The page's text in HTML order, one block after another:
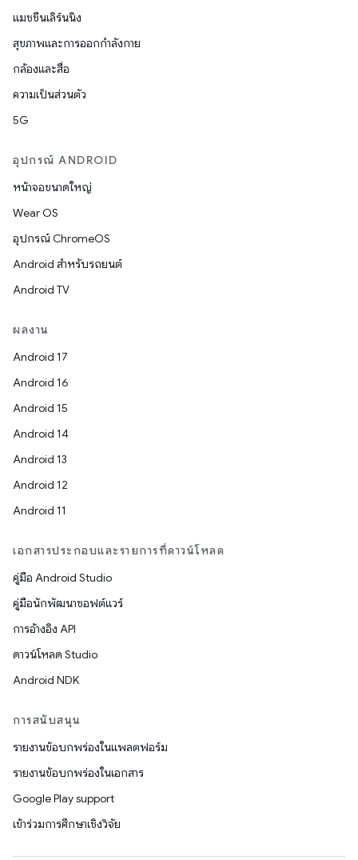
แมชชีนเลิร์นนิง
สุขภาพและการออกกำลังกาย
กล้องและสื่อ
ความเป็นส่วนตัว
5G
อุปกรณ์ ANDROID
หน้าจอขนาดใหญ่
Wear OS
อุปกรณ์ ChromeOS
Android สำหรับรถยนต์
Android TV
ผลงาน
Android 17
Android 16
Android 15
Android 14
Android 13
Android 12
Android 11
เอกสารประกอบและรายการที่ดาวน์โหลด
คู่มือ Android Studio
คู่มือนักพัฒนาซอฟต์แวร์
การอ้างอิง API
ดาวน์โหลด Studio
Android NDK
การสนับสนุน
รายงานข้อบกพร่องในแพลตฟอร์ม
รายงานข้อบกพร่องในเอกสาร
Google Play support
เข้าร่วมการศึกษาเชิงวิจัย